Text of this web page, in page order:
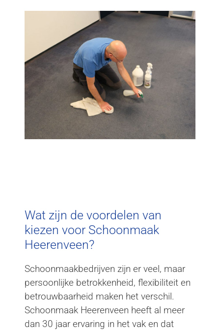
Wat zijn de voordelen van
kiezen voor Schoonmaak
Heerenveen?
Schoonmaakbedrijven zijn er veel, maar
persoonlijke betrokkenheid, flexibiliteit en
betrouwbaarheid maken het verschil.
Schoonmaak Heerenveen heeft al meer
dan 30 jaar ervaring in het vak en dat